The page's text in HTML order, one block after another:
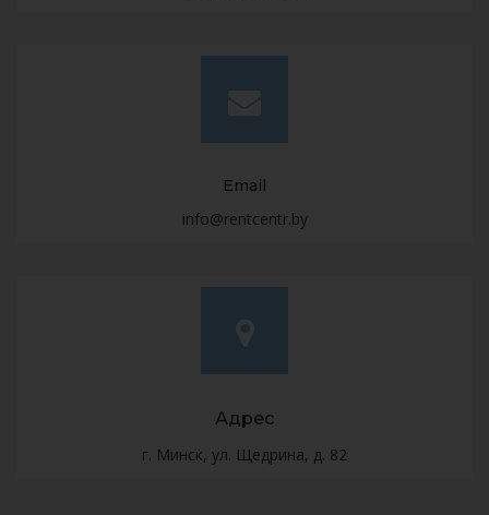
Email
info@rentcentr.by
Адрес
г. Минск, ул. Щедрина, д. 82